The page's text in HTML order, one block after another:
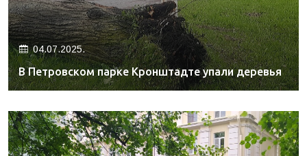
04.07.2025.
В Петровском парке Кронштадте упали деревья